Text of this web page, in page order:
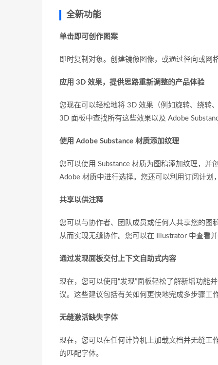
全新功能
单击即可创作图案
即时复制对象。创建镜像图像，或通过径向或网
应用 3D 效果，提供思路重新调整的产品体验
您现在可以轻松地将 3D 效果（例如旋转、绕转
3D 面板中查找所有这些效果以及 Adobe
使用 Adobe Substance 材质添加纹理
您可以使用 Substance 材质为图稿添加纹理，
Adobe 材质中进行选择。您还可以利用订阅计划
共享以供注释
您可以与协作者、团队成员或任何人共享您的图
从而实现无缝协作。您可以在 Illustrator 中查看
通过发现面板交付上下文自助式内容
现在，您可以使用“发现”面板轻松了解新增功能
议。这些建议包括有关如何更快地完成多步骤工
无缝激活缺失字体
现在，您可以在任何计算机上加载文档并无缝工
的匹配字体。